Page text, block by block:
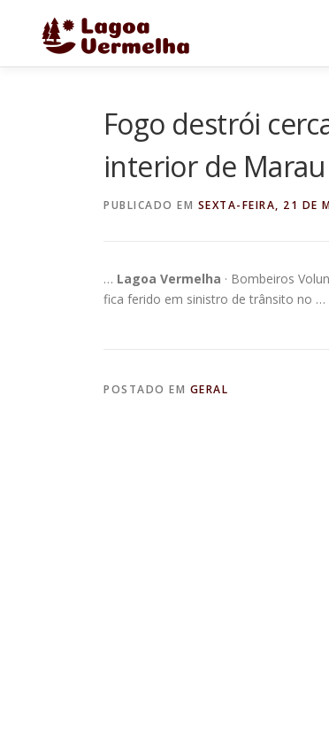
conteúdo
Fogo destrói
interior de Marau
PUBLICADO EM SEXTA-FEIRA, 21 DE
… Lagoa Vermelha · Bombeiros
fica ferido em sinistro de trânsito no …
POSTADO EM GERAL